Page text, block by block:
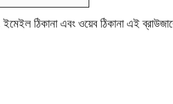
ঠিকানা এবং ওয়েব ঠিকানা এই